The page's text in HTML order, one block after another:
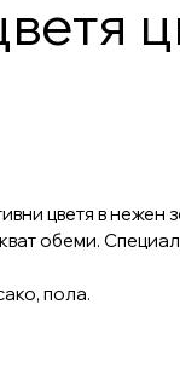
цветя в нежен
обеми.
пола.